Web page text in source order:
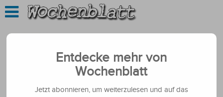
Entdecke mehr von
Wochenblatt
Jetzt abonnieren, um weiterzulesen und auf das